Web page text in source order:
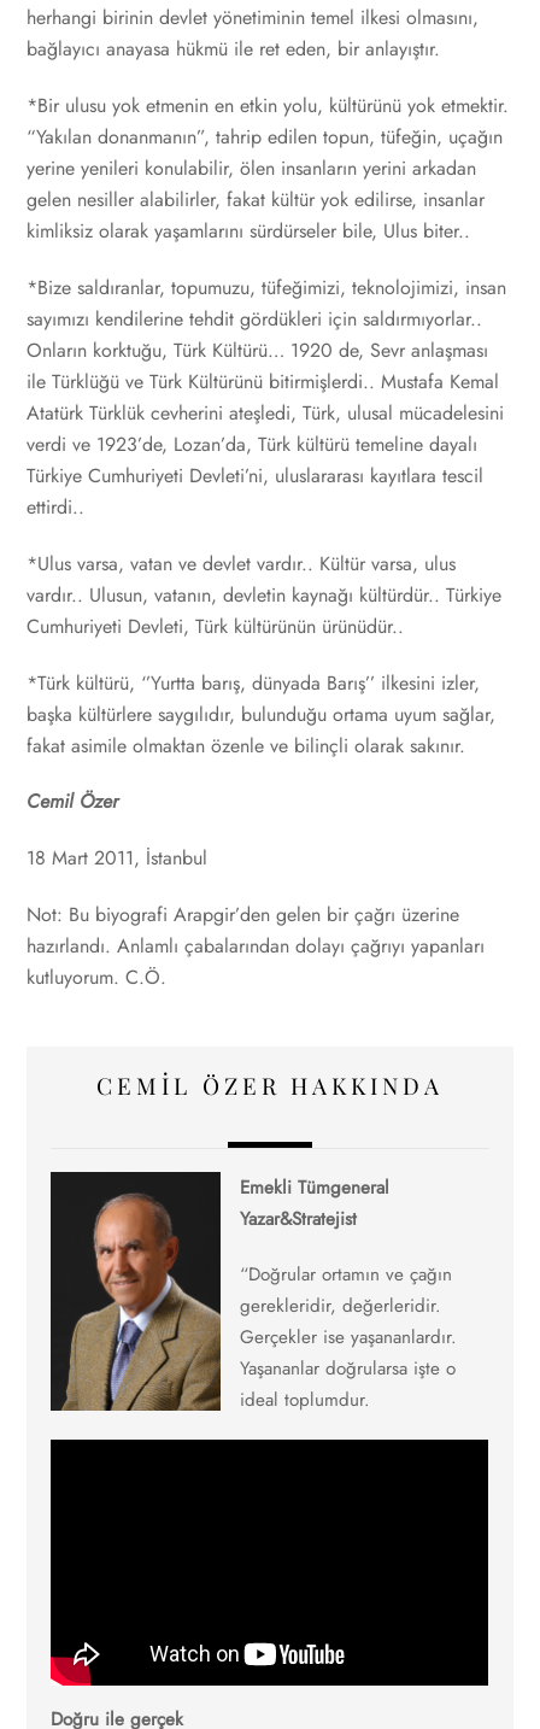
herhangi birinin devlet yönetiminin temel ilkesi olmasını,
bağlayıcı anayasa hükmü ile ret eden, bir anlayıştır.
*Bir ulusu yok etmenin en etkin yolu, kültürünü yok etmektir.
“Yakılan donanmanın”, tahrip edilen topun, tüfeğin, uçağın
yerine yenileri konulabilir, ölen insanların yerini arkadan
gelen nesiller alabilirler, fakat kültür yok edilirse, insanlar
kimliksiz olarak yaşamlarını sürdürseler bile, Ulus biter..
*Bize saldıranlar, topumuzu, tüfeğimizi, teknolojimizi, insan
sayımızı kendilerine tehdit gördükleri için saldırmıyorlar..
Onların korktuğu, Türk Kültürü… 1920 de, Sevr anlaşması
ile Türklüğü ve Türk Kültürünü bitirmişlerdi.. Mustafa Kemal
Atatürk Türklük cevherini ateşledi, Türk, ulusal mücadelesini
verdi ve 1923’de, Lozan’da, Türk kültürü temeline dayalı
Türkiye Cumhuriyeti Devleti’ni, uluslararası kayıtlara tescil
ettirdi..
*Ulus varsa, vatan ve devlet vardır.. Kültür varsa, ulus
vardır.. Ulusun, vatanın, devletin kaynağı kültürdür.. Türkiye
Cumhuriyeti Devleti, Türk kültürünün ürünüdür..
*Türk kültürü, ‘’Yurtta barış, dünyada Barış’’ ilkesini izler,
başka kültürlere saygılıdır, bulunduğu ortama uyum sağlar,
fakat asimile olmaktan özenle ve bilinçli olarak sakınır.
Cemil Özer
18 Mart 2011, İstanbul
Not: Bu biyografi Arapgir’den gelen bir çağrı üzerine
hazırlandı. Anlamlı çabalarından dolayı çağrıyı yapanları
kutluyorum. C.Ö.
CEMIL ÖZER HAKKINDA
Emekli Tümgeneral
Yazar&Stratejist
“Doğrular ortamın ve çağın
gerekleridir, değerleridir.
Gerçekler ise yaşananlardır.
Yaşananlar doğrularsa işte o
ideal toplumdur.
Doğru ile gerçek